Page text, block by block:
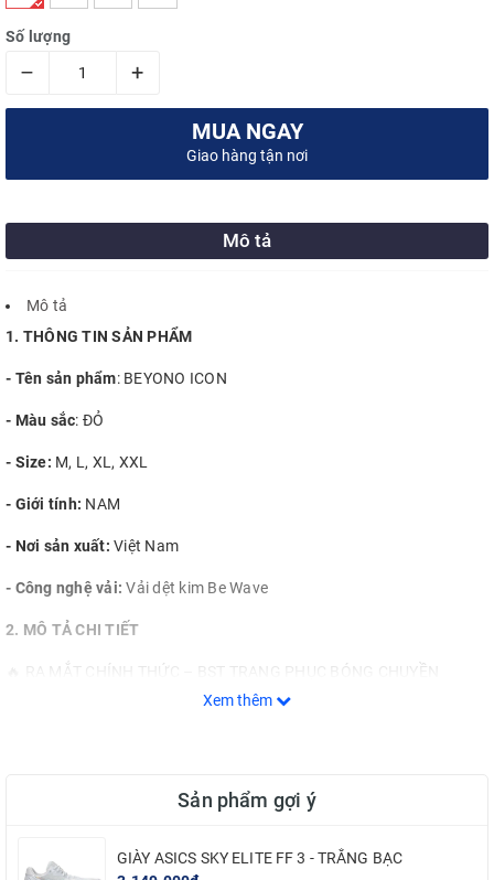
Số lượng
– +
MUA NGAY
Giao hàng tận nơi
Mô tả
Mô tả
1. THÔNG TIN SẢN PHẨM
- Tên sản phẩm: BEYONO ICON
- Màu sắc: ĐỎ
- Size: M, L, XL, XXL
- Giới tính: NAM
- Nơi sản xuất: Việt Nam
- Công nghệ vải: Vải dệt kim Be Wave
2. MÔ TẢ CHI TIẾT
🔥 RA MẮT CHÍNH THỨC – BST TRANG PHỤC BÓNG CHUYỀN
✨ BEYONO ICON không đơn thuần là một bộ sưu tập, đó là ngọn lửa
được thổi bùng từ hào khí dân tộc, từ tinh thần thép và trái tim bất
Xem thêm
Sản phẩm gợi ý
GIÀY ASICS SKY ELITE FF 3 - TRẮNG BẠC